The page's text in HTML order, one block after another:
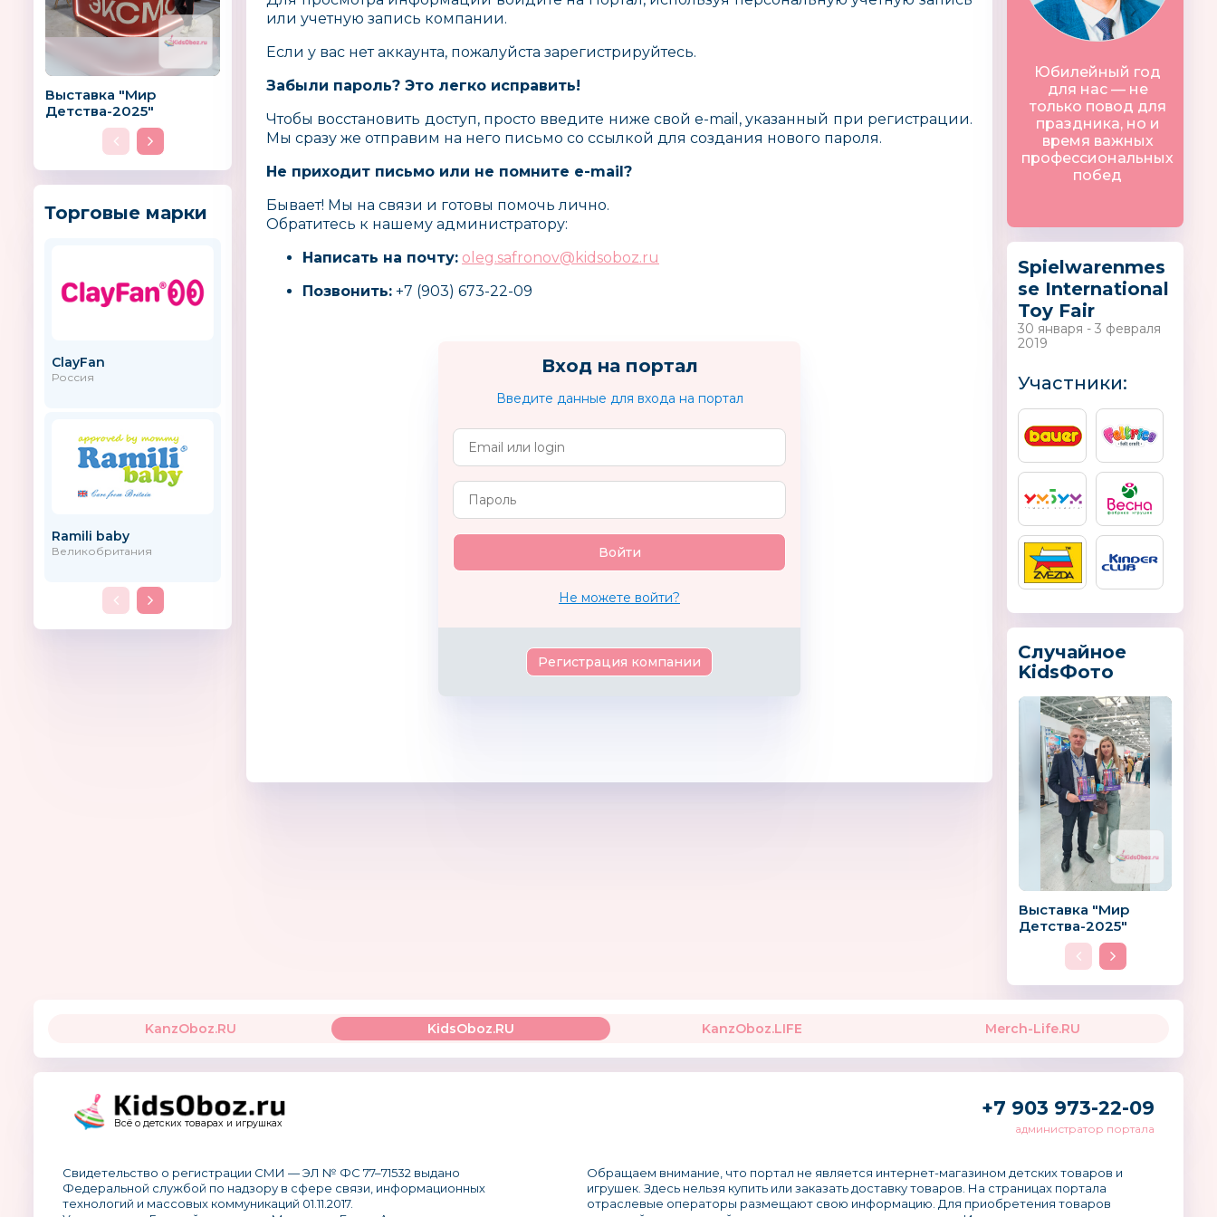
Выставка "Мир
Детства-2025"
Торговые марки
ClayFan
Россия
Ramili baby
Великобритания
Город мастеров
Дракоша Тоша
Россия
Miniland DRAGON-I BELEDUC
Германия
или учетную запись компании.
Если у вас нет аккаунта, пожалуйста зарегистрируйтесь.
Забыли пароль? Это легко исправить!
Чтобы восстановить доступ, просто введите ниже свой e-mail, указанный при регистрации.
Мы сразу же отправим на него письмо со ссылкой для создания нового пароля.
Не приходит письмо или не помните e-mail?
Бывает! Мы на связи и готовы помочь лично.
Обратитесь к нашему администратору:
Написать на почту: oleg.safronov@kidsoboz.ru
Позвонить: +7 (903) 673-22-09
Вход на портал
Введите данные для входа на портал
Не можете войти?
Регистрация компании
Юбилейный год
для нас — не
только повод для
праздника, но и
время важных
профессиональных
побед
Spielwarenmes
se International
Toy Fair
30 января - 3 февраля
2019
Участники:
Случайное
KidsФото
Выставка "Мир
Детства-2025"
KanzOboz.RU KidsOboz.RU KanzOboz.LIFE Merch-Life.RU
Всё о детских товарах и игрушках
+7 903 973-22-09
администратор портала
Свидетельство о регистрации СМИ — ЭЛ № ФС 77–71532 выдано
Федеральной службой по надзору в сфере связи, информационных
технологий и массовых коммуникаций 01.11.2017.
Обращаем внимание, что портал не является интернет-магазином детских товаров и
игрушек. Здесь нельзя купить или заказать доставку товаров. На страницах портала
отраслевые операторы размещают свою информацию. Для приобретения товаров